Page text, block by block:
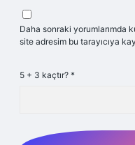
Daha sonraki yorumlarımda
site adresim bu tarayıcıya
5 + 3 kaçtır? *